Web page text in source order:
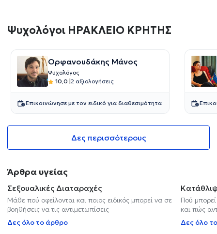
Ψυχολόγοι ΗΡΑΚΛΕΙΟ ΚΡΗΤΗΣ
Ορφανουδάκης Μάνος
Ψυχολόγος
10,0 |2 αξιολογήσεις
Επικοινώνησε με τον ειδικό για διαθεσιμότητα
Δες περισσότερους
Άρθρα υγείας
Σεξουαλικές Διαταραχές
Μάθε πού οφείλονται και ποιος ειδικός μπορεί να σε
βοηθήσεις να τις αντιμετωπίσεις
Δες όλο το άρθρο
Πού
και πώς
Δες όλο